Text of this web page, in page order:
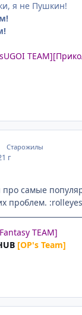
я не Пушкин!
TEAM]
Старожилы
г
самые
проблем.
TEAM]
[OP's Team]